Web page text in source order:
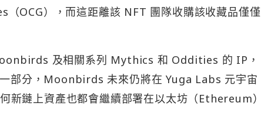
OCG），而這距離該 NFT 團隊收購該收藏品僅僅
及相關系列 Mythics 和 Oddities 的 IP，
部分，Moonbirds 未來仍將在 Yuga Labs 元宇宙
鏈上資產也都會繼續部署在以太坊（Ethereum）